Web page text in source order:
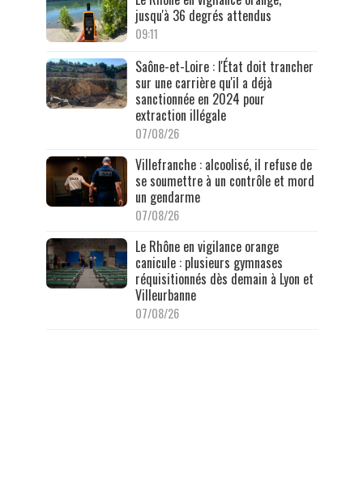
jusqu'à 36 degrés attendus
09:11
Saône-et-Loire : l'État doit trancher
sur une carrière qu'il a déjà
sanctionnée en 2024 pour
extraction illégale
07/08/26
Villefranche : alcoolisé, il refuse de
se soumettre à un contrôle et mord
un gendarme
07/08/26
Le Rhône en vigilance orange
canicule : plusieurs gymnases
réquisitionnés dès demain à Lyon et
Villeurbanne
07/08/26